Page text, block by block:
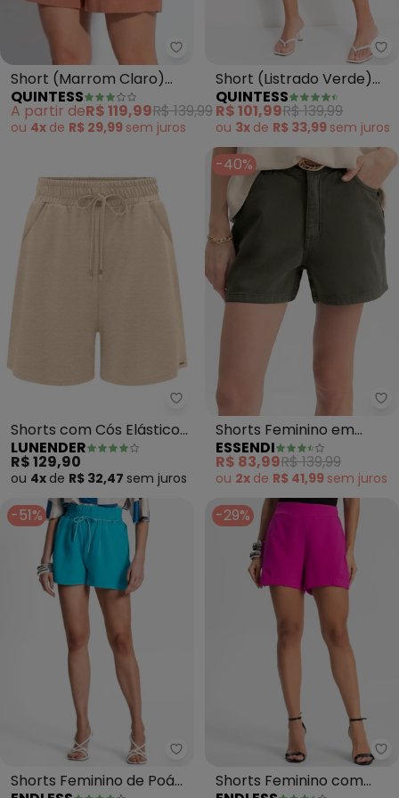
Quintess - Short (Marrom
Short (Marrom Claro)
em Viscose com Linho
QUINTESS
A partir deR$ 119,99R$ 139,99
ou 4x de R$ 29,99 sem juros
Short (Listrado Verde)
em Tecido Anaruga Fio
Tinto
QUINTESS
R$ 101,99R$ 139,99
ou 3x de R$ 33,99 sem juros
Lunender - Shorts com Cós
Shorts com Cós Elástico
e Bolsos em Malha
(Mescla)
LUNENDER
R$ 129,90
ou 4x de R$ 32,47 sem juros
-40%
Shorts Feminino em
Cotton (Verde)
ESSENDI
R$ 83,99R$ 139,99
ou 2x de R$ 41,99 sem juros
-51%
Endless - Shorts Feminino de
Shorts Feminino de Poá
-29%
Shorts Feminino com